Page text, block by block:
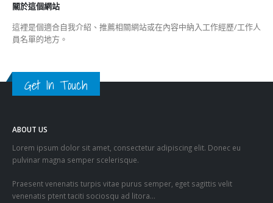
關於這個網站
這裡是個適合自我介紹、推薦相關網站或在內容中納入工作經歷/工作人
員名單的地方。
Get In Touch
ABOUT US
Lorem ipsum dolor sit amet, consectetur adipiscing elit. Donec eu
pulvinar magna semper scelerisque.
Praesent venenatis turpis vitae purus semper, eget sagittis velit
venenatis ptent taciti sociosqu ad litora…